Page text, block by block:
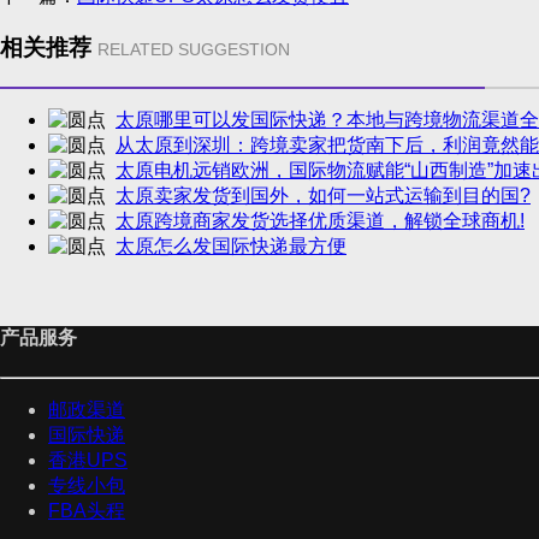
相关推荐 RELATED SUGGESTION
太原哪里可以发国际快递？本地与跨境物流渠道
从太原到深圳：跨境卖家把货南下后，利润竟然
太原电机远销欧洲，国际物流赋能“山西制造”加速
太原卖家发货到国外，如何一站式运输到目的国?
太原跨境商家发货选择优质渠道，解锁全球商机!
太原怎么发国际快递最方便
产品服务
邮政渠道
国际快递
香港UPS
专线小包
FBA头程